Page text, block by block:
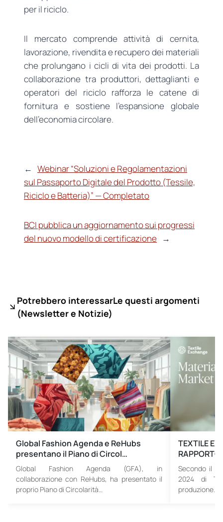
per il riciclo.
Il mercato comprende attività di cernita,
lavorazione, rivendita e recupero dei materiali
che prolungano i cicli di vita dei prodotti. La
collaborazione tra produttori, dettaglianti e
operatori del riciclo rafforza le catene di
fornitura e sostiene l’espansione globale
dell’economia circolare.
← Webinar “Soluzioni e Regolamentazioni
sul Passaporto Digitale del Prodotto (Tessile,
Riciclo e Batteria)” — Completato
BCI pubblica un aggiornamento sui progressi
del nuovo modello di certificazione
→
Potrebbero interessarLe questi argomenti
(Newsletter e Notizie)
Global Fashion Agenda e ReHubs
presentano il Piano di Circol…
Global Fashion Agenda (GFA), in
collaborazione con ReHubs, ha presentato il
proprio Piano di Circolarità…
TEXTILE
Secondo il
2024 di
produzione…